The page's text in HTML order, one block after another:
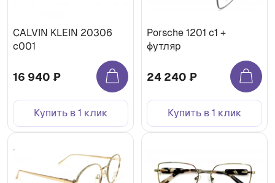
CALVIN KLEIN 20306
c001
16 940 ₽
Купить в 1 клик
Porsche 1201 c1 +
футляр
24 240 ₽
Купить в 1 клик